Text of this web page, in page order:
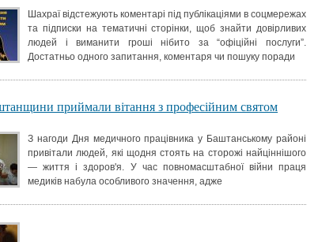
Шахраї відстежують коментарі під публікаціями в соцмережах
та підписки на тематичні сторінки, щоб знайти довірливих
людей і виманити гроші нібито за “офіційні послуги”.
Достатньо одного запитання, коментаря чи пошуку поради
приймали вітання з професійним святом
З нагоди Дня медичного працівника у Баштанському районі
привітали людей, які щодня стоять на сторожі найціннішого
— життя і здоров'я. У час повномасштабної війни праця
медиків набула особливого значення, адже